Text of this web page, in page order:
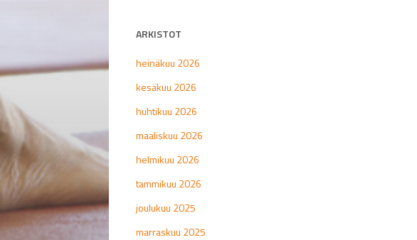
ARKISTOT
heinäkuu 2026
kesäkuu 2026
huhtikuu 2026
maaliskuu 2026
helmikuu 2026
tammikuu 2026
joulukuu 2025
marraskuu 2025